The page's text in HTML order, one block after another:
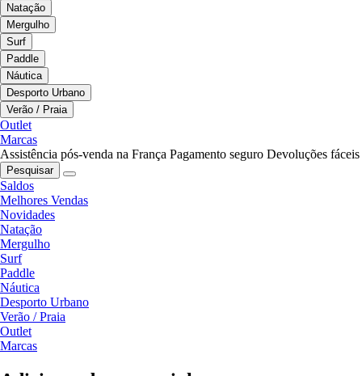
Natação
Mergulho
Surf
Paddle
Náutica
Desporto Urbano
Verão / Praia
Outlet
Marcas
Assistência pós-venda na França Pagamento seguro Devoluções fáceis
Pesquisar
Saldos
Melhores Vendas
Novidades
Natação
Mergulho
Surf
Paddle
Náutica
Desporto Urbano
Verão / Praia
Outlet
Marcas